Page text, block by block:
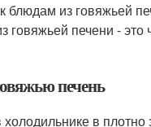
из говяжьей
печени - это
печень
в